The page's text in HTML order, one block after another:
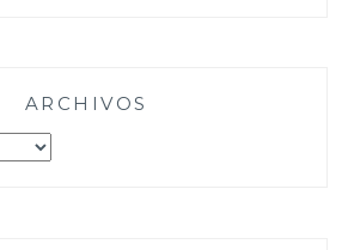
ARCHIVOS